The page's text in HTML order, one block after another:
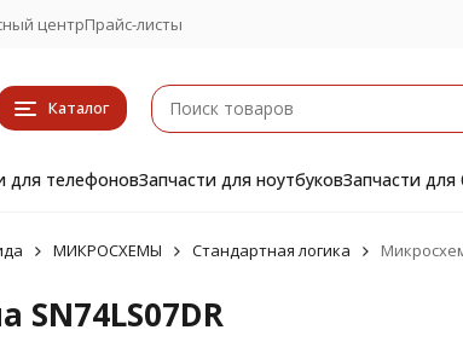
центрПрайс-листы
Каталог
для телефоновЗапчасти для ноутбуковЗапчасти
МИКРОСХЕМЫ Стандартная логика
SN74LS07DR